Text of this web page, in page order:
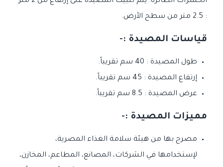
: 2.5 متر من سطح الأرض.
قياسات المصيدة :-
طول المصيدة : 40 سم تقريباً.
إرتفاع المصيدة : 45 سم تقريباً.
عرض المصيدة : 8.5 سم تقريباً.
مميزات المصيدة :-
مصرح بها من هيئة سلامة الغذاء المصرية،
لإستخدامها في الشركات، المصانع، المطاعم، المخازن،